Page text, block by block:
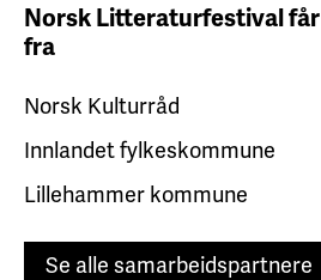
Norsk Litteraturfestival får
fra
Norsk Kulturråd
Innlandet fylkeskommune
Lillehammer kommune
Se alle samarbeidspartnere